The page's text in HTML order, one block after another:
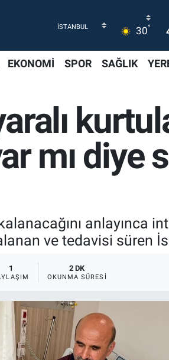
30°
EKONOMİ SPOR SAĞLIK
mı diye
anlayınca
ve tedavisi süren
1 2 DK
OKUNMA SÜRESI